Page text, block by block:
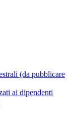
(da pubblicare
ai dipendenti